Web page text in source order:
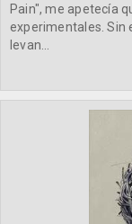
Pain", me apetecía
experimentales. Sin
levan...